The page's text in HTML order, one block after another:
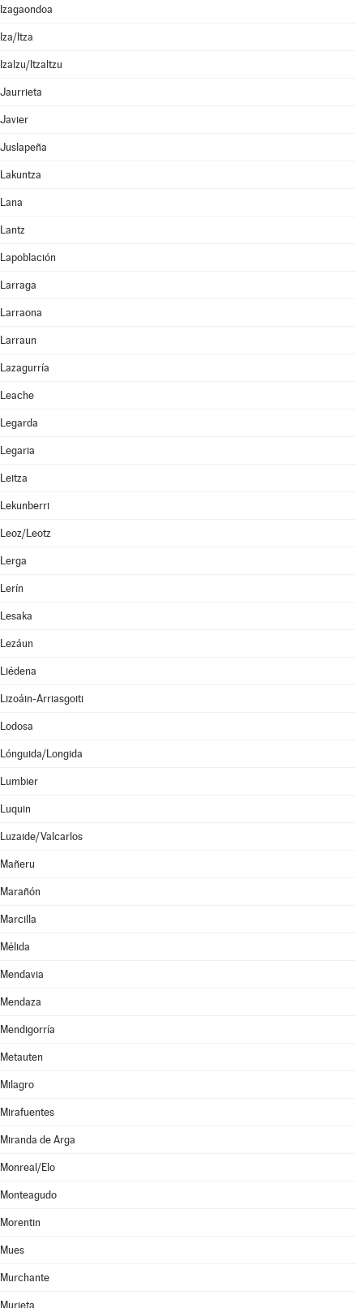
Izagaondoa
Iza/Itza
Izalzu/Itzaltzu
Jaurrieta
Javier
Juslapeña
Lakuntza
Lana
Lantz
Lapoblación
Larraga
Larraona
Larraun
Lazagurría
Leache
Legarda
Legaria
Leitza
Lekunberri
Leoz/Leotz
Lerga
Lerín
Lesaka
Lezáun
Liédena
Lizoáin-Arriasgoiti
Lodosa
Lónguida/Longida
Lumbier
Luquin
Luzaide/Valcarlos
Mañeru
Marañón
Marcilla
Mélida
Mendavia
Mendaza
Mendigorría
Metauten
Milagro
Mirafuentes
Miranda de Arga
Monreal/Elo
Monteagudo
Morentin
Mues
Murchante
Murieta